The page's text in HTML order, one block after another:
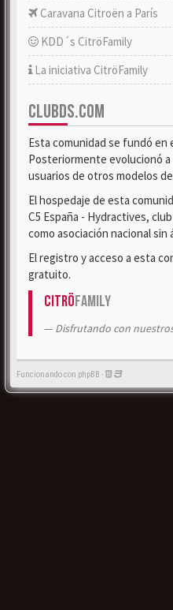
Caravana Citroën a París
KDD´s CitröFamily
La iniciativa CitröFamily
CLUBDS.COM
Esta comunidad se fundó en
Posteriormente evolucionó a
usuarios de otros modelos de
El hospedaje de esta
C5 España - Hydractives,
como asociación nacional sin
El registro y acceso a esta
gratuito.
CitröFamily
Disfrutando con
Funcionando con phpBB -